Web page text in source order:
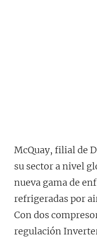
McQuay, filial de
su sector a nivel
nueva gama de
refrigeradas por
Con dos
regulación